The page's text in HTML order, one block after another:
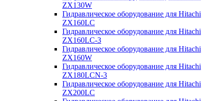
ZX130W
Гидравлическое оборудование для Hitachi
ZX160LC
Гидравлическое оборудование для Hitachi
ZX160LC-3
Гидравлическое оборудование для Hitachi
ZX160W
Гидравлическое оборудование для Hitachi
ZX180LCN-3
Гидравлическое оборудование для Hitachi
ZX200LC